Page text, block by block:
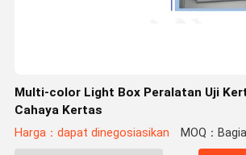
Multi-color Light Box Peralatan Uji
Cahaya Kertas
Harga：dapat dinegosiasikan MOQ：